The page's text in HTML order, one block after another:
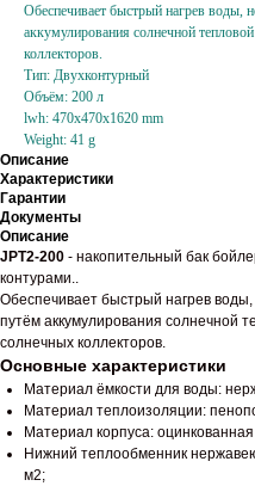
Обеспечивает быстрый нагрев воды,
аккумулирования солнечной
коллекторов.
Тип: Двухконтурный
Объём: 200 л
lwh: 470x470x1620 mm
Weight: 41 g
Описание
Характеристики
Гарантии
Документы
Описание
JPT2-200 - накопительный бак
контурами..
Обеспечивает быстрый нагрев
путём аккумулирования солнечной
солнечных коллекторов.
Основные характеристики
Материал ёмкости для воды:
Материал теплоизоляции:
Материал корпуса:
Нижний теплообменник
м2;